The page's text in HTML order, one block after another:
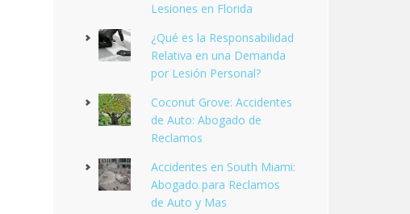
Lesiones en Florida
¿Qué es la Responsabilidad
Relativa en una Demanda
por Lesión Personal?
Coconut Grove: Accidentes
de Auto: Abogado de
Reclamos
Accidentes en South Miami:
Abogado para Reclamos
de Auto y Mas